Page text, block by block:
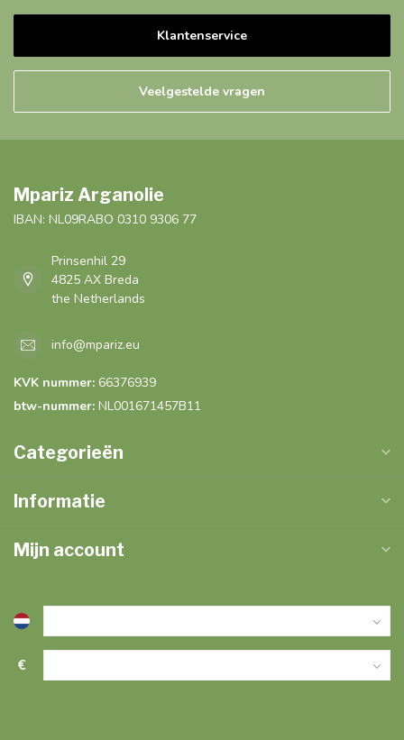
Klantenservice
Veelgestelde vragen
Mpariz Arganolie
IBAN: NL09RABO 0310 9306 77
Prinsenhil 29
4825 AX Breda
the Netherlands
info@mpariz.eu
KVK nummer: 66376939
btw-nummer: NL001671457B11
Categorieën
Informatie
Mijn account
€